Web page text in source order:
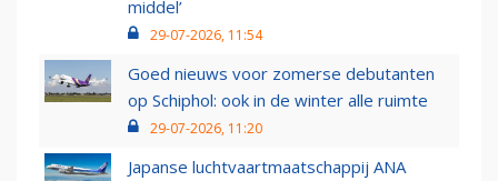
middel’
29-07-2026, 11:54
Goed nieuws voor zomerse debutanten
op Schiphol: ook in de winter alle ruimte
29-07-2026, 11:20
Japanse luchtvaartmaatschappij ANA